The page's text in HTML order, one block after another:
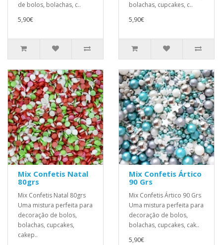
de bolos, bolachas, c..
5,90€
bolachas, cupcakes, c..
5,90€
Mix Confetis Natal
80grs
Mix Confetis Natal 80grs
Uma mistura perfeita para
decoração de bolos,
bolachas, cupcakes,
cakep..
Mix Confetis Ártico
90 Grs
Mix Confetis Ártico 90 Grs
Uma mistura perfeita para
decoração de bolos,
bolachas, cupcakes, cak..
5,90€